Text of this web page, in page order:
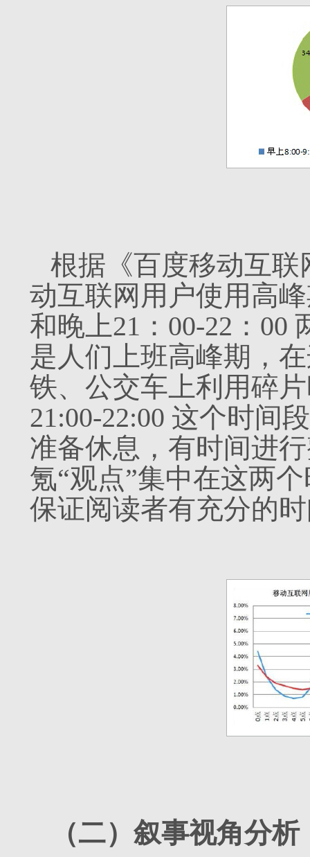
根据《百度移动互
动互联网用户使用高
和晚上21：00-22：00
是人们上班高峰期，
铁、公交车上利用碎
21:00-22:00 这个时间
准备休息，有时间进
氪“观点”集中在这两
保证阅读者有充分的
（二）叙事视角分析